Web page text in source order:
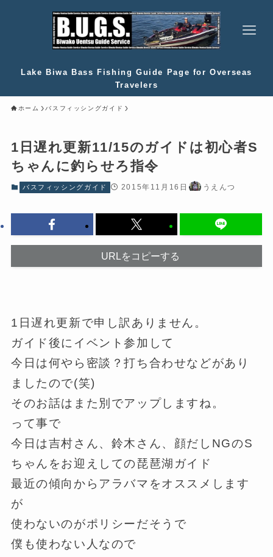
Lake Biwa Bass Fishing Guide Page for Overseas
Travelers
ホーム バスフィッシングガイド
1日遅れ更新11/15のガイドは初心者S
ちゃんに釣らせろ指令
バスフィッシングガイド 2015年11月16日 うえんつ
URLをコピーする
1日遅れ更新で申し訳ありません。
ガイド後にイベント参加して
今日は何やら密談？打ち合わせなどがあり
ましたので(笑)
そのお話はまた別でアップしますね。
って事で
今日は吉村さん、鈴木さん、顔だしNGのS
ちゃんをお迎えしての琵琶湖ガイド
最近の傾向からアラバマをオススメします
が
使わないのがポリシーだそうで
僕も使わない人なので